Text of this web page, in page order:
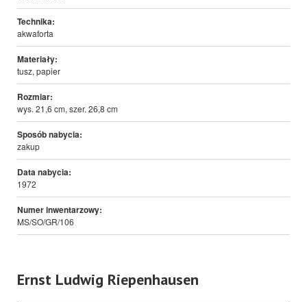
Technika:
akwaforta
Materiały:
tusz, papier
Rozmiar:
wys. 21,6 cm, szer. 26,8 cm
Sposób nabycia:
zakup
Data nabycia:
1972
Numer inwentarzowy:
MS/SO/GR/106
Ernst Ludwig Riepenhausen